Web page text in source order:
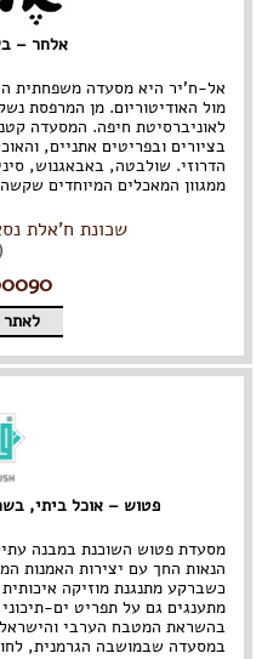
אלחר –
אל-ח'יר היא מסעדה משפחתית
מול האודיטוריום. מן המרפסת
לאוניברסיטת חיפה. המסעדה
בציורים ובפריטים אתניים,
הדרוזי. שולבטה, באבאגנוש,
ממגוון המאכלים המיוחדים
שכונת ח'אלת
פטוש – אוכל ביתי,
מסעדת פטוש השוכנת במבנה
הנאות החך עם יצירות האמנות
כשברקע מתנגנת מוזיקה
מתענגים גם על תפריט ים-
בהשראת המטבח הערבי
במסעדה שבמושבה הגרמנית,